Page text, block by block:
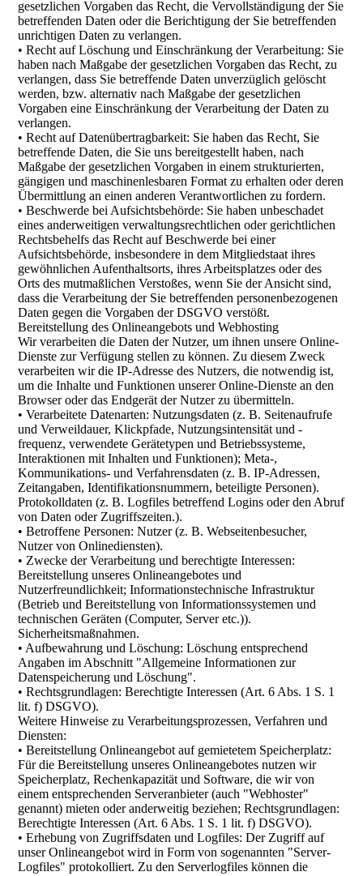
gesetzlichen Vorgaben das Recht, die Vervollständigung der Sie
betreffenden Daten oder die Berichtigung der Sie betreffenden
unrichtigen Daten zu verlangen.
• Recht auf Löschung und Einschränkung der Verarbeitung: Sie
haben nach Maßgabe der gesetzlichen Vorgaben das Recht, zu
verlangen, dass Sie betreffende Daten unverzüglich gelöscht
werden, bzw. alternativ nach Maßgabe der gesetzlichen
Vorgaben eine Einschränkung der Verarbeitung der Daten zu
verlangen.
• Recht auf Datenübertragbarkeit: Sie haben das Recht, Sie
betreffende Daten, die Sie uns bereitgestellt haben, nach
Maßgabe der gesetzlichen Vorgaben in einem strukturierten,
gängigen und maschinenlesbaren Format zu erhalten oder deren
Übermittlung an einen anderen Verantwortlichen zu fordern.
• Beschwerde bei Aufsichtsbehörde: Sie haben unbeschadet
eines anderweitigen verwaltungsrechtlichen oder gerichtlichen
Rechtsbehelfs das Recht auf Beschwerde bei einer
Aufsichtsbehörde, insbesondere in dem Mitgliedstaat ihres
gewöhnlichen Aufenthaltsorts, ihres Arbeitsplatzes oder des
Orts des mutmaßlichen Verstoßes, wenn Sie der Ansicht sind,
dass die Verarbeitung der Sie betreffenden personenbezogenen
Daten gegen die Vorgaben der DSGVO verstößt.
Bereitstellung des Onlineangebots und Webhosting
Wir verarbeiten die Daten der Nutzer, um ihnen unsere Online-
Dienste zur Verfügung stellen zu können. Zu diesem Zweck
verarbeiten wir die IP-Adresse des Nutzers, die notwendig ist,
um die Inhalte und Funktionen unserer Online-Dienste an den
Browser oder das Endgerät der Nutzer zu übermitteln.
• Verarbeitete Datenarten: Nutzungsdaten (z. B. Seitenaufrufe
und Verweildauer, Klickpfade, Nutzungsintensität und -
frequenz, verwendete Gerätetypen und Betriebssysteme,
Interaktionen mit Inhalten und Funktionen); Meta-,
Kommunikations- und Verfahrensdaten (z. B. IP-Adressen,
Zeitangaben, Identifikationsnummern, beteiligte Personen).
Protokolldaten (z. B. Logfiles betreffend Logins oder den Abruf
von Daten oder Zugriffszeiten.).
• Betroffene Personen: Nutzer (z. B. Webseitenbesucher,
Nutzer von Onlinediensten).
• Zwecke der Verarbeitung und berechtigte Interessen:
Bereitstellung unseres Onlineangebotes und
Nutzerfreundlichkeit; Informationstechnische Infrastruktur
(Betrieb und Bereitstellung von Informationssystemen und
technischen Geräten (Computer, Server etc.)).
Sicherheitsmaßnahmen.
• Aufbewahrung und Löschung: Löschung entsprechend
Angaben im Abschnitt "Allgemeine Informationen zur
Datenspeicherung und Löschung".
• Rechtsgrundlagen: Berechtigte Interessen (Art. 6 Abs. 1 S. 1
lit. f) DSGVO).
Weitere Hinweise zu Verarbeitungsprozessen, Verfahren und
Diensten:
• Bereitstellung Onlineangebot auf gemietetem Speicherplatz:
Für die Bereitstellung unseres Onlineangebotes nutzen wir
Speicherplatz, Rechenkapazität und Software, die wir von
einem entsprechenden Serveranbieter (auch "Webhoster"
genannt) mieten oder anderweitig beziehen; Rechtsgrundlagen:
Berechtigte Interessen (Art. 6 Abs. 1 S. 1 lit. f) DSGVO).
• Erhebung von Zugriffsdaten und Logfiles: Der Zugriff auf
unser Onlineangebot wird in Form von sogenannten "Server-
Logfiles" protokolliert. Zu den Serverlogfiles können die